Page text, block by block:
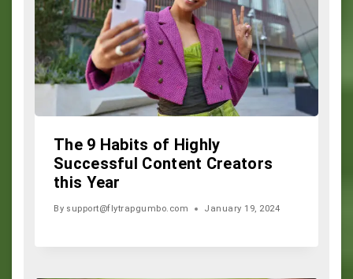
The 9 Habits of Highly
Successful Content Creators
this Year
By support@flytrapgumbo.com January 19, 2024